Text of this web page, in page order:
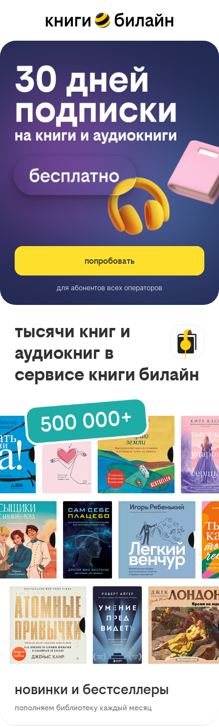
попробовать
для абонентов всех операторов
тысячи книг и
аудиокниг в
сервисе книги билайн
новинки и бестселлеры
пополняем библиотеку каждый месяц